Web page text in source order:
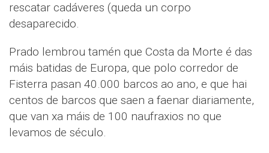
rescatar cadáveres (queda un corpo
desaparecido.
Prado lembrou tamén que Costa da Morte é das
máis batidas de Europa, que polo corredor de
Fisterra pasan 40.000 barcos ao ano, e que hai
centos de barcos que saen a faenar diariamente,
que van xa máis de 100 naufraxios no que
levamos de século.